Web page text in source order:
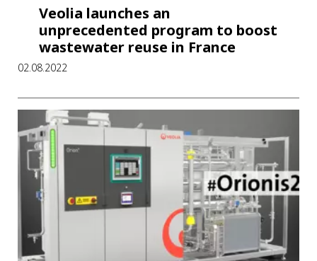
Veolia launches an
unprecedented program to boost
wastewater reuse in France
02.08.2022